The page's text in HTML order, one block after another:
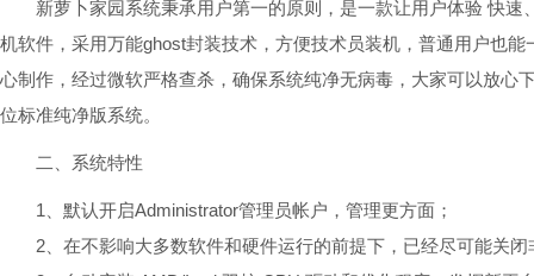
新萝卜家园系统秉承用户第一的原则，是一款让用户体验 快速
机软件，采用万能ghost封装技术，方便技术员装机，普通用户也
心制作，经过微软严格查杀，确保系统纯净无病毒，大家可以放心
位标准纯净版系统。
二、系统特性
1、默认开启Administrator管理员帐户，管理更方面；
2、在不影响大多数软件和硬件运行的前提下，已经尽可能关闭